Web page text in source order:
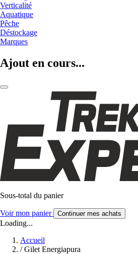
Verticalité
Aquatique
Pêche
Déstockage
Marques
Ajout en cours...
Sous-total du panier
Voir mon panier Continuer mes achats
Loading...
Accueil
/ Gilet Energiapura